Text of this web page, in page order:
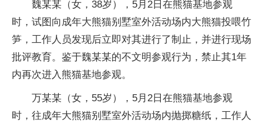
魏某某（女，38岁），5月2日在熊猫基地参观
时，试图向成年大熊猫别墅室外活动场内大熊猫投喂竹
笋，工作人员发现后立即对其进行了制止，并进行现场
批评教育。鉴于魏某某的不文明参观行为，禁止其1年
内再次进入熊猫基地参观。
万某某（女，55岁），5月2日在熊猫基地参观
时，往成年大熊猫别墅室外活动场内抛掷糖纸，工作人